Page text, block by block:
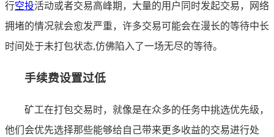
行空投活动或者交易高峰期，大量的用户同时发起交易，网络
拥堵的情况就会愈发严重，许多交易可能会在漫长的等待中长
时间处于未打包状态,仿佛陷入了一场无尽的等待。
手续费设置过低
矿工在打包交易时，就像是在众多的任务中挑选优先级，
他们会优先选择那些能够给自己带来更多收益的交易进行处